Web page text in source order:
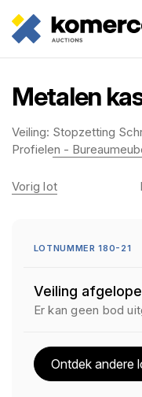
Metalen
Veiling: Stopzetting
Profielen -
Vorig lot
LOTNUMMER 180-21
Veiling
Er kan geen bod
Ontdek andere